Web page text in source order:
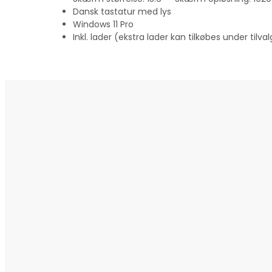
Dansk tastatur med lys
Windows 11 Pro
Inkl. lader (ekstra lader kan tilkøbes under